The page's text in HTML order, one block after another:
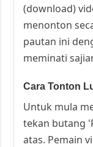
(download)
menonton
pautan ini
meminati
Cara Tonton
Untuk mula
tekan butang
atas. Pemain